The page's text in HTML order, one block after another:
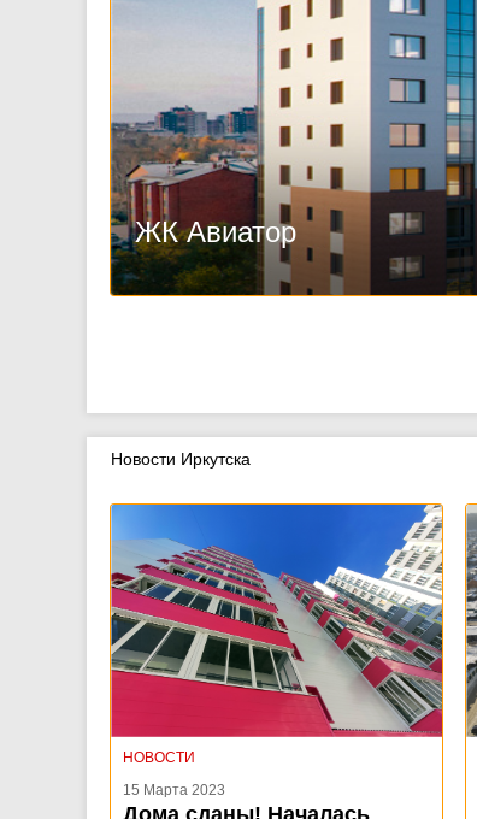
ЖК Авиатор
Новости Иркутска
НОВОСТИ
15 Марта 2023
Дома сданы! Началась